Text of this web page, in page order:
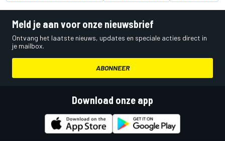
Meld je aan voor onze nieuwsbrief
Ontvang het laatste nieuws, updates en speciale acties direct in
je mailbox.
ABONNEER
Download onze app